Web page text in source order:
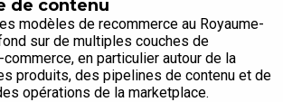
de contenu
modèles de recommerce au Royaume-
sur de multiples couches de
en particulier autour de la
produits, des pipelines de contenu et de
opérations de la marketplace.